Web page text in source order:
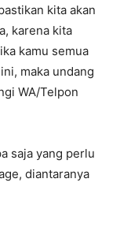
kita akan
karena kita
kamu semua
maka undang
WA/Telpon
saja yang perlu
diantaranya